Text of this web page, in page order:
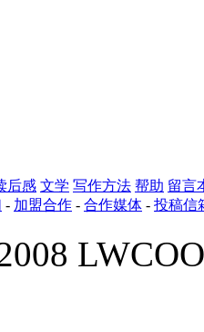
后感 文学 写作方法 帮助 留言
- 加盟合作 - 合作媒体 - 投稿信